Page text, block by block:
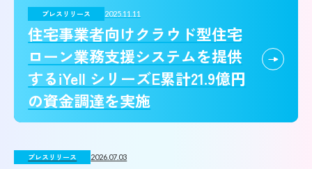
プレスリリース 2025.11.11
住宅事業者向けクラウド型住宅
ローン業務支援システムを提供
するiYell シリーズE累計21.9億円
の資金調達を実施
プレスリリース 2026.07.03